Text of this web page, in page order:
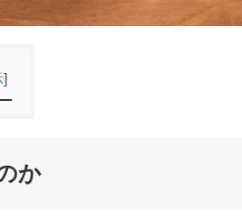
]
か